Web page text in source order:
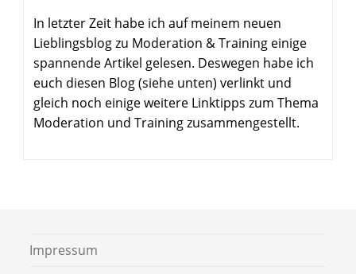
In letzter Zeit habe ich auf meinem neuen
Lieblingsblog zu Moderation & Training einige
spannende Artikel gelesen. Deswegen habe ich
euch diesen Blog (siehe unten) verlinkt und
gleich noch einige weitere Linktipps zum Thema
Moderation und Training zusammengestellt.
Impressum